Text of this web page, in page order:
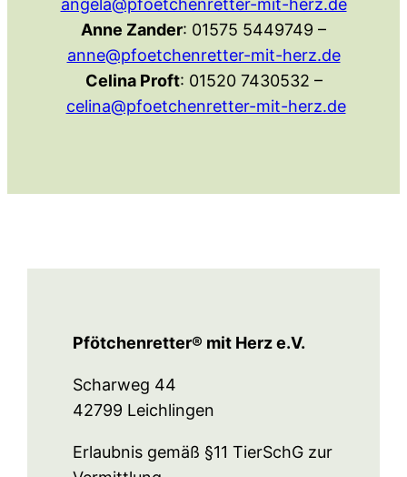
Anne Zander: 01575 5449749 –
anne@pfoetchenretter-mit-herz.de
Celina Proft: 01520 7430532 –
celina@pfoetchenretter-mit-herz.de
Pfötchenretter® mit Herz e.V.
Scharweg 44
42799 Leichlingen
Erlaubnis gemäß §11 TierSchG zur